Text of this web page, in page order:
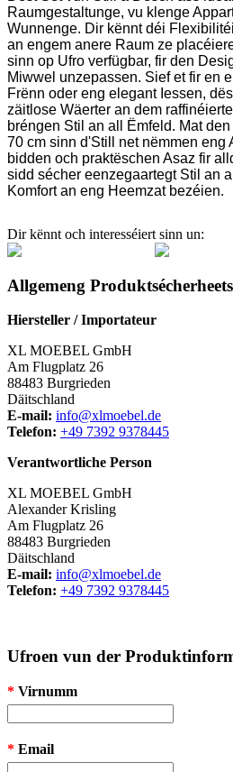
Raumgestaltunge, vu klenge
Wunnenge. Dir kënnt déi
an engem anere Raum ze
sinn op Ufro verfügbar, fir den
Miwwel unzepassen. Sief et fir en
Frënn oder eng elegant Iessen,
zäitlose Wäerter an dem
bréngen Stil an all Ëmfeld. Mat
70 cm sinn d'Still net nëmmen eng
bidden och praktëschen Asaz fir
sidd sécher eenzegaartegt Stil an
Komfort an eng Heemzat bezéien.
Dir kënnt och interesséiert sinn un:
Allgemeng
Hiersteller / Importateur
XL MOEBEL GmbH
Am Flugplatz 26
88483 Burgrieden
Däitschland
E-mail: info@xlmoebel.de
Telefon: +49 7392 9378445
Verantwortliche Person
XL MOEBEL GmbH
Alexander Krisling
Am Flugplatz 26
88483 Burgrieden
Däitschland
E-mail: info@xlmoebel.de
Telefon: +49 7392 9378445
Ufroen vun der
* Virnumm
* Email